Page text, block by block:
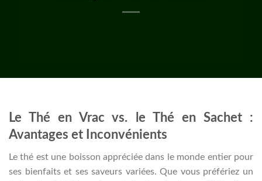
Le Thé en Vrac vs. le Thé en Sachet :
Avantages et Inconvénients
Le thé est une boisson appréciée dans le monde entier pour
ses bienfaits et ses saveurs variées. Que vous préfériez un